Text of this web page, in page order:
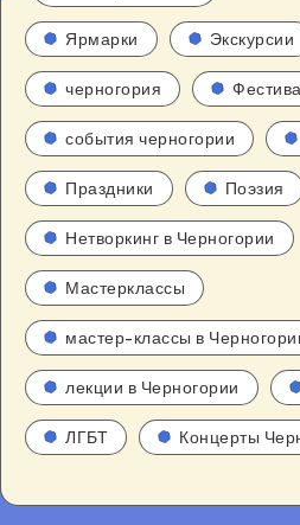
Ярмарки Экскурсии
черногория
события черногории
Праздники Поэзия
Нетворкинг в Черногории
Мастерклассы
мастер-классы в
лекции в Черногории
ЛГБТ Концерты